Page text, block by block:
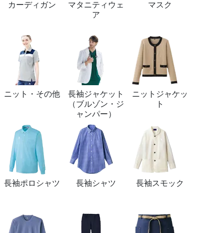
カーディガン
マタニティウェ
ア
マスク
ニット・その他
長袖ジャケット
（ブルゾン・ジ
ャンパー）
ニットジャケッ
ト
長袖ポロシャツ 長袖シャツ 長袖スモック